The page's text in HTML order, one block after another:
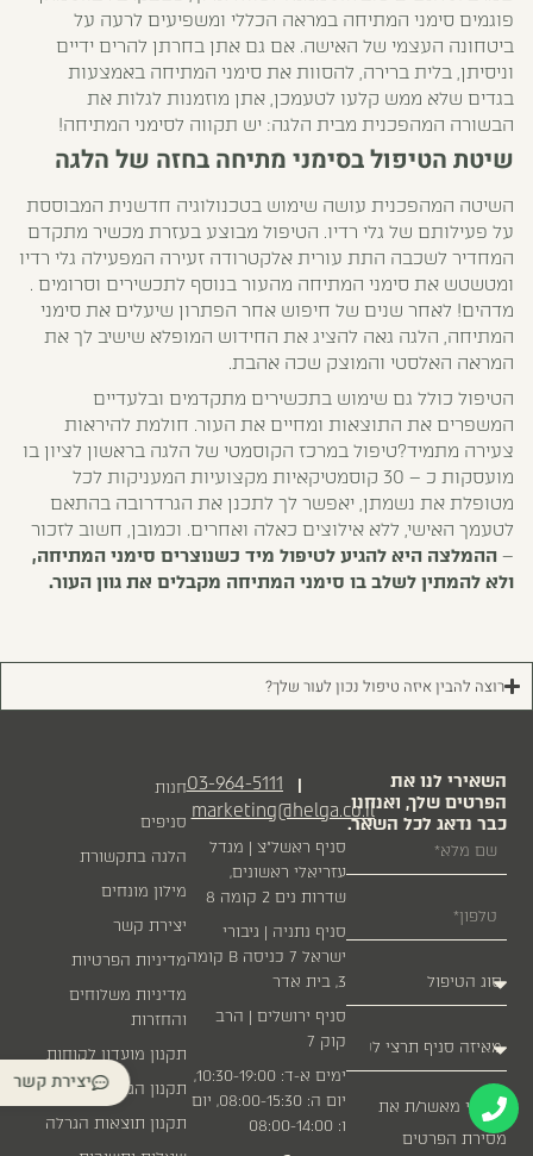
פוגמים סימני המתיחה במראה הכללי ומשפיעים לרעה על
ביטחונה העצמי של האישה. אם גם אתן בחרתן להרים ידיים
וניסיתן, בלית ברירה, להסוות את סימני המתיחה באמצעות
בגדים שלא ממש קלעו לטעמכן, אתן מוזמנות לגלות את
הבשורה המהפכנית מבית הלגה: יש תקווה לסימני המתיחה!
שיטת הטיפול בסימני מתיחה בחזה של הלגה
השיטה המהפכנית עושה שימוש בטכנולוגיה חדשנית המבוססת
על פעילותם של גלי רדיו. הטיפול מבוצע בעזרת מכשיר מתקדם
המחדיר לשכבה התת עורית אלקטרודה זעירה המפעילה גלי רדיו
ומטשטש את סימני המתיחה מהעור בנוסף לתכשירים וסרומים .
מדהים! לאחר שנים של חיפוש אחר הפתרון שיעלים את סימני
המתיחה, הלגה גאה להציג את החידוש המופלא שישיב לך את
המראה האלסטי והמוצק שכה אהבת.
הטיפול כולל גם שימוש בתכשירים מתקדמים ובלעדיים
המשפרים את התוצאות ומחיים את העור. חולמת להיראות
צעירה מתמיד?טיפול במרכז הקוסמטי של הלגה בראשון לציון בו
מועסקות כ – 30 קוסמטיקאיות מקצועיות המעניקות לכל
מטופלת את נשמתן, יאפשר לך לתכנן את הגרדרובה בהתאם
לטעמך האישי, ללא אילוצים כאלה ואחרים. וכמובן, חשוב לזכור
– ההמלצה היא להגיע לטיפול מיד כשנוצרים סימני המתיחה,
ולא להמתין לשלב בו סימני המתיחה מקבלים את גוון העור.
רוצה להבין איזה טיפול נכון לעור שלך?
03-964-5111 |
marketing@helga.co.il
סניף ראשל״צ | מגדל
עזריאלי ראשונים,
שדרות נים 2 קומה 8
סניף נתניה | גיבורי
ישראל 7 כניסה B קומה
3, בית אדר
סניף ירושלים | הרב
קוק 7
ימים א-ד: 10:30-19:00,
יום ה: 08:00-15:30, יום
ו: 08:00-14:00
חנות
סניפים
הלגה בתקשורת
מילון מונחים
יצירת קשר
מדיניות הפרטיות
מדיניות משלוחים
והחזרות
תקנון מועדון לקוחות
תקנון הגרלה
תקנון תוצאות הגרלה
השאירי לנו את
הפרטים שלך, ואנחנו
כבר נדאג לכל השאר.
אני מאשר/ת את
מסירת הפרטים
יצירת קשר